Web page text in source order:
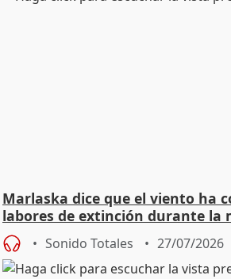
Marlaska dice que el viento ha
labores de extinción durante la
Sonido Totales 27/07/2026